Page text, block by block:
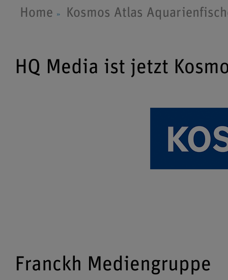
Home Kosmos Atlas
HQ Media ist jetzt
Franckh Mediengruppe